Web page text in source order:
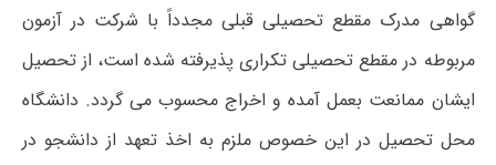
گواهی مدرک مقطع تحصیلی قبلی مجدداً با شرکت در آزمون
مربوطه در مقطع تحصیلی تکراری پذیرفته شده است، از تحصیل
ایشان ممانعت بعمل آمده و اخراج محسوب می گردد. دانشگاه
محل تحصیل در این خصوص ملزم به اخذ تعهد از دانشجو در